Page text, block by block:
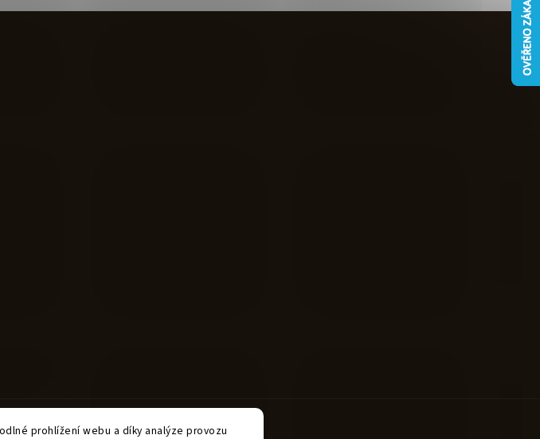
prohlížení webu a díky analýze provozu